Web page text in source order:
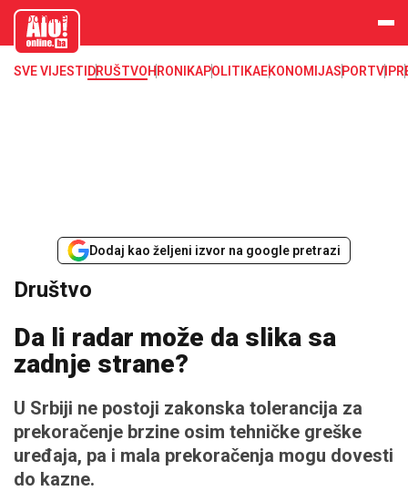
aloonline.b
SVE VIJESTI DRUŠTVOHRONIKAPOLITIKAEKONOMIJASPORTVIP
Dodaj kao željeni izvor na google pretrazi
Društvo
Da li radar može da slika sa
zadnje strane?
U Srbiji ne postoji zakonska tolerancija za
prekoračenje brzine osim tehničke greške
uređaja, pa i mala prekoračenja mogu dovesti
do kazne.